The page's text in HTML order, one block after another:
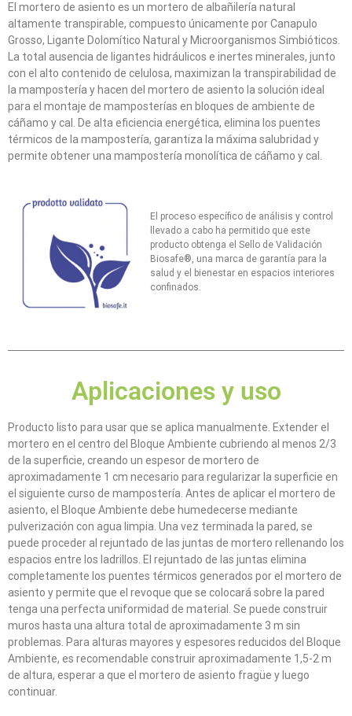
El mortero de asiento es un mortero de albañilería natural
altamente transpirable, compuesto únicamente por Canapulo
Grosso, Ligante Dolomítico Natural y Microorganismos Simbióticos.
La total ausencia de ligantes hidráulicos e inertes minerales, junto
con el alto contenido de celulosa, maximizan la transpirabilidad de
la mampostería y hacen del mortero de asiento la solución ideal
para el montaje de mamposterías en bloques de ambiente de
cáñamo y cal. De alta eficiencia energética, elimina los puentes
térmicos de la mampostería, garantiza la máxima salubridad y
permite obtener una mampostería monolítica de cáñamo y cal.
El proceso específico de análisis y control
llevado a cabo ha permitido que este
producto obtenga el Sello de Validación
Biosafe®, una marca de garantía para la
salud y el bienestar en espacios interiores
confinados.
Aplicaciones y uso
Producto listo para usar que se aplica manualmente. Extender el
mortero en el centro del Bloque Ambiente cubriendo al menos 2/3
de la superficie, creando un espesor de mortero de
aproximadamente 1 cm necesario para regularizar la superficie en
el siguiente curso de mampostería. Antes de aplicar el mortero de
asiento, el Bloque Ambiente debe humedecerse mediante
pulverización con agua limpia. Una vez terminada la pared, se
puede proceder al rejuntado de las juntas de mortero rellenando los
espacios entre los ladrillos. El rejuntado de las juntas elimina
completamente los puentes térmicos generados por el mortero de
asiento y permite que el revoque que se colocará sobre la pared
tenga una perfecta uniformidad de material. Se puede construir
muros hasta una altura total de aproximadamente 3 m sin
problemas. Para alturas mayores y espesores reducidos del Bloque
Ambiente, es recomendable construir aproximadamente 1,5-2 m
de altura, esperar a que el mortero de asiento fragüe y luego
continuar.